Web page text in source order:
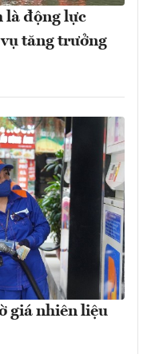
là động lực
tăng trưởng
giá nhiên liệu